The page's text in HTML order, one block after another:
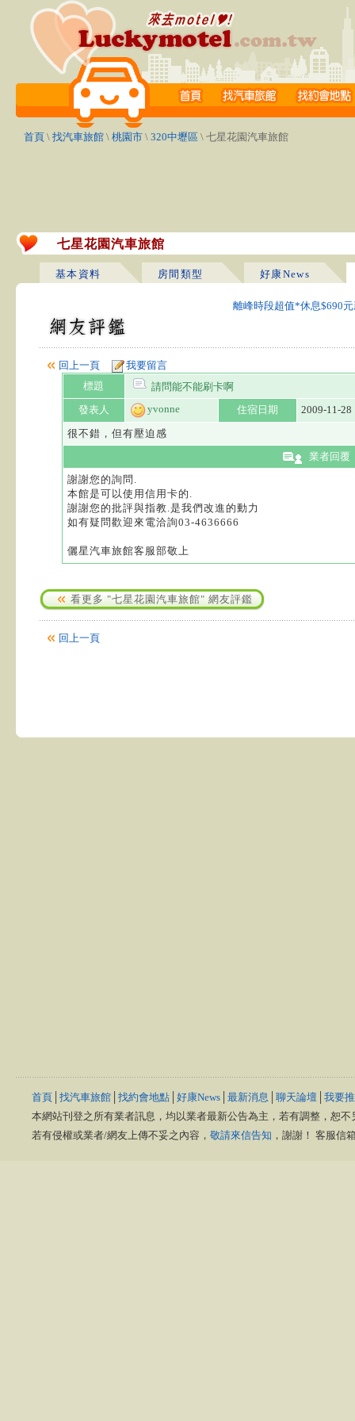
首頁 \ 找汽車旅館 \ 桃園市 \ 320中壢區 \ 七星花園汽車旅館
七星花園汽車旅館
基本資料 房間類型 好康News
離峰時段超值*休息$690
回上一頁
我要留言
標題
請問能不能刷卡啊
發表人
yvonne 住宿日期
2009-11-28
很不錯，但有壓迫感
業者回覆
謝謝您的詢問.
本館是可以使用信用卡的.
謝謝您的批評與指教.是我們改進的動力
如有疑問歡迎來電洽詢03-4636666
儷星汽車旅館客服部敬上
看更多 "七星花園汽車旅館" 網友評鑑
回上一頁
首頁 找汽車旅館 找約會地點 好康News 最新消息 聊天論壇 我要
本網站刊登之所有業者訊息，均以業者最新公告為主，若有調整，恕
若有侵權或業者/網友上傳不妥之內容， 敬請來信告知 ，謝謝！ 客服信